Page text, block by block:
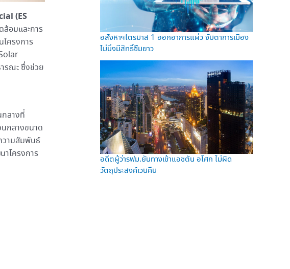
(ES
ล้อมและการ
ครงการ
รณะ ซึ่งช่วย
ลางที่
กลางขนาด
วามสัมพันธ์
โครงการ
อสังหาฯไตรมาส 1 ออกอาการแผ่ว จับตาการเมือง
ไม่นิ่งมีสิทธิ์ซึมยาว
อดีตผู้ว่ารฟม.ยันทางเข้าแอชตัน อโศก ไม่ผิด
วัตถุประสงค์เวนคืน